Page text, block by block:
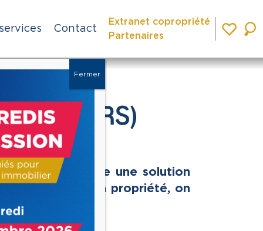
Contact
Extranet copropriété
Partenaires
(BRS)
vous propose une solution
sociale à la propriété, on
Fermer